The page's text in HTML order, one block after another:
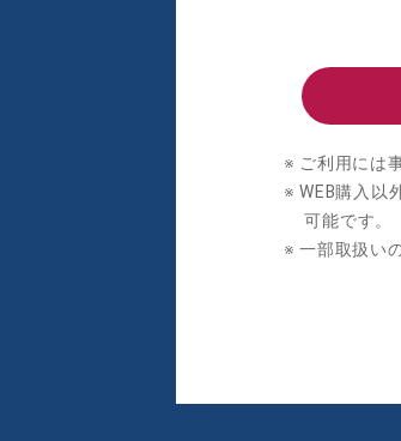
ご利用には
WEB購入以
可能です。
一部取扱い